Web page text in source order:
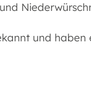
und haben